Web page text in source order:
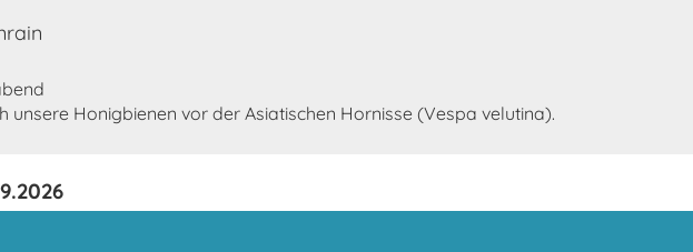
unsere Honigbienen vor der Asiatischen Hornisse (Vespa velutina).